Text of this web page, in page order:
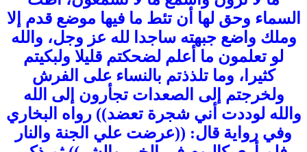
السماء وحق لها أن تئط ما فيها موضع قدم إلا
وملك واضع جبهته ساجدا لله عز وجل، والله
لو تعلمون ما أعلم لضحكتم قليلا ولبكيتم
كثيرا، وما تلذذتم بالنساء على الفرش
ولخرجتم إلى الصعدات تجأرون إلى الله
والله لوددت أني شجرة تعضد)) رواه البخاري
وفي رواية قال: ((عرضت علي الجنة والنار